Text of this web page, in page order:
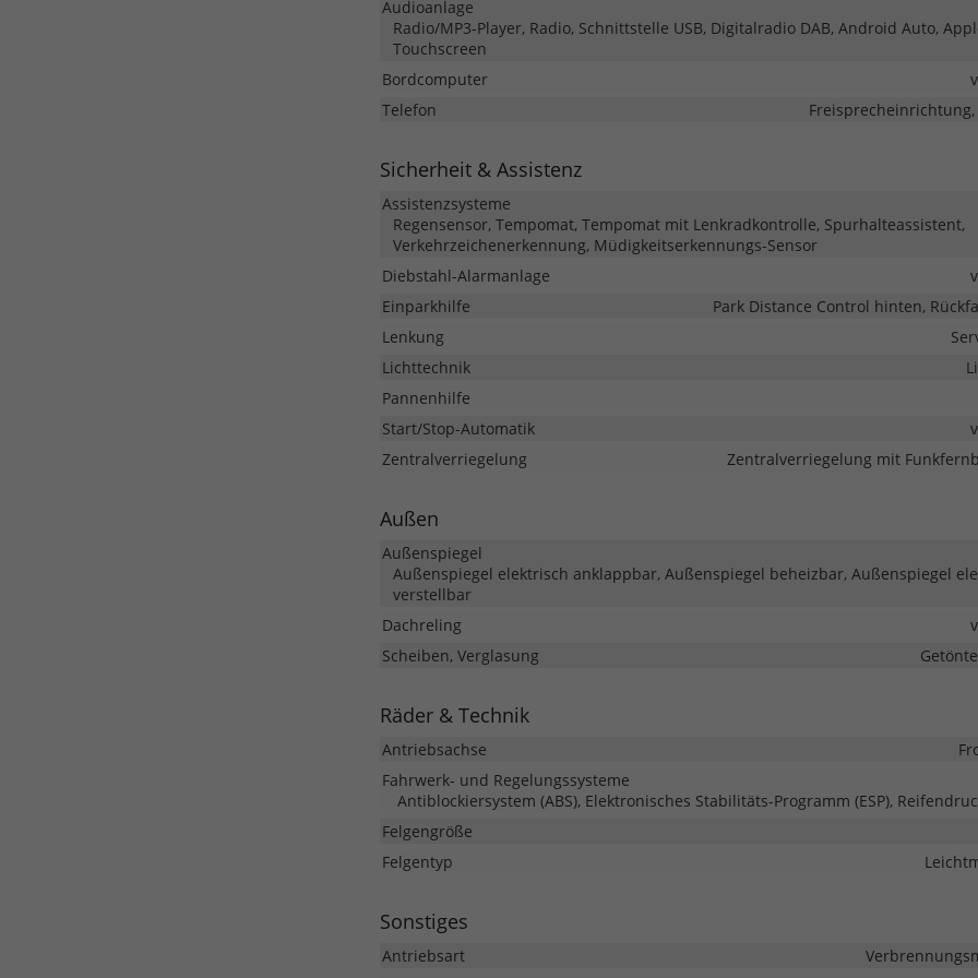
Audioanlage
Radio/MP3-Player, Radio, Schnittstelle USB, Digitalradio DAB, Android Auto,
Touchscreen
Bordcomputer
Telefon
Sicherheit & Assistenz
Assistenzsysteme
Regensensor, Tempomat, Tempomat mit Lenkradkontrolle, Spurhalteassistent,
Verkehrzeichenerkennung, Müdigkeitserkennungs-Sensor
Diebstahl-Alarmanlage
Einparkhilfe
Park Distance Control hinten,
Lenkung
Lichttechnik
Pannenhilfe
Start/Stop-Automatik
Zentralverriegelung
Zentralverriegelung mit
Außen
Außenspiegel
Außenspiegel elektrisch anklappbar, Außenspiegel beheizbar, Außenspiegel
verstellbar
Dachreling
Scheiben, Verglasung
Räder & Technik
Antriebsachse
Fahrwerk- und Regelungssysteme
Antiblockiersystem (ABS), Elektronisches Stabilitäts-Programm (ESP),
Felgengröße
Felgentyp
Sonstiges
Antriebsart